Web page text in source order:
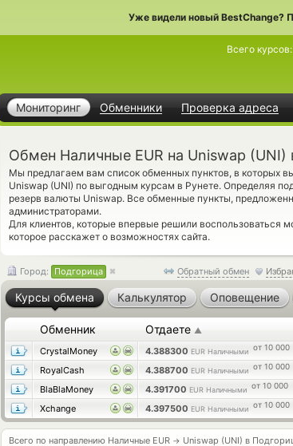
Уже видели новый BestChange?
Мониторинг Обменники Проверка адреса
Всего курсов:
Обмен Наличные EUR на Uniswap (UNI)
Мы предлагаем вам список обменных пунктов, в которых
Uniswap (UNI) по выгодным курсам в Рунете. Определяя
резерв валюты Uniswap. Все обменные пункты,
администраторами.
Для клиентов, которые впервые решили воспользоваться
которое расскажет о возможностях сайта.
Обратный обмен
Город: Подгорица
Курсы обмена Калькулятор Оповещение
Обменник Отдаете ▲
CrystalMoney 4.388300 EUR Наличными от 10 000
RoyalCash
4.388700 EUR Наличными от 10 000
BlaBlaMoney
4.391700 EUR Наличными от 10 000
Xchange
4.397500 EUR Наличными от 10 000
Всего по направлению Наличные EUR → Uniswap (UNI) в